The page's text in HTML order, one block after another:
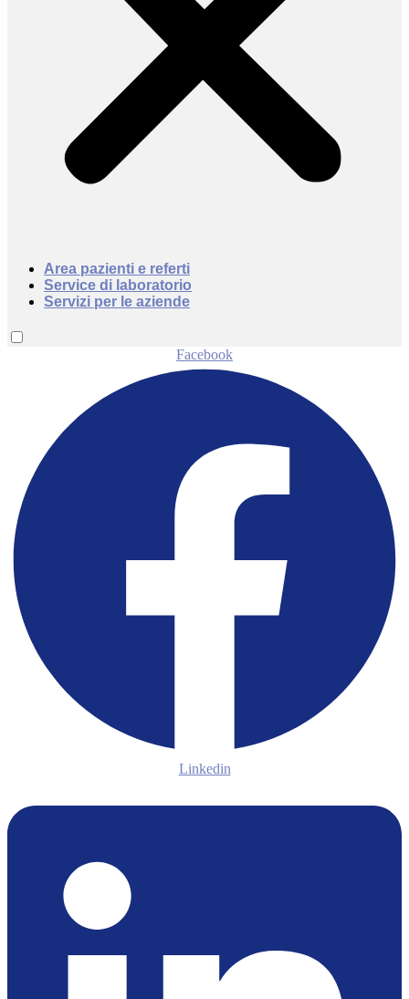
Area pazienti e referti
Service di laboratorio
Servizi per le aziende
Facebook
Linkedin